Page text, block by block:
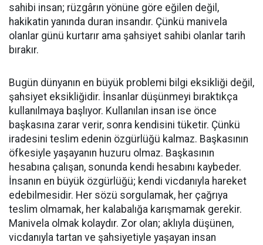
sahibi insan; rüzgârın yönüne göre eğilen değil,
hakikatin yanında duran insandır. Çünkü manivela
olanlar günü kurtarır ama şahsiyet sahibi olanlar tarih
bırakır.
Bugün dünyanın en büyük problemi bilgi eksikliği değil,
şahsiyet eksikliğidir. İnsanlar düşünmeyi bıraktıkça
kullanılmaya başlıyor. Kullanılan insan ise önce
başkasına zarar verir, sonra kendisini tüketir. Çünkü
iradesini teslim edenin özgürlüğü kalmaz. Başkasının
öfkesiyle yaşayanın huzuru olmaz. Başkasının
hesabına çalışan, sonunda kendi hesabını kaybeder.
İnsanın en büyük özgürlüğü; kendi vicdanıyla hareket
edebilmesidir. Her sözü sorgulamak, her çağrıya
teslim olmamak, her kalabalığa karışmamak gerekir.
Manivela olmak kolaydır. Zor olan; aklıyla düşünen,
vicdanıyla tartan ve şahsiyetiyle yaşayan insan